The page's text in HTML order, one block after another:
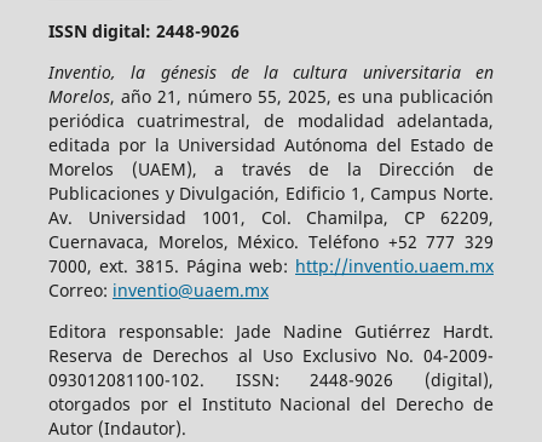
ISSN digital: 2448-9026
Inventio, la génesis de la cultura universitaria en
Morelos, año 21, número 55, 2025, es una publicación
periódica cuatrimestral, de modalidad adelantada,
editada por la Universidad Autónoma del Estado de
Morelos (UAEM), a través de la Dirección de
Publicaciones y Divulgación, Edificio 1, Campus Norte.
Av. Universidad 1001, Col. Chamilpa, CP 62209,
Cuernavaca, Morelos, México. Teléfono +52 777 329
7000, ext. 3815. Página web: http://inventio.uaem.mx
Correo: inventio@uaem.mx
Editora responsable: Jade Nadine Gutiérrez Hardt.
Reserva de Derechos al Uso Exclusivo No. 04-2009-
093012081100-102. ISSN: 2448-9026 (digital),
otorgados por el Instituto Nacional del Derecho de
Autor (Indautor).